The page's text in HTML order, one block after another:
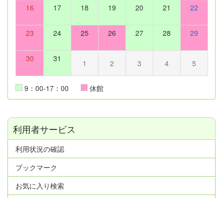
16 17 18 19 20 21 22
23 24 25 26 27 28 29
30 31 1 2 3 4 5
9：00-17：00 休館
利用者サービス
利用状況の確認
ブックマーク
お気に入り検索